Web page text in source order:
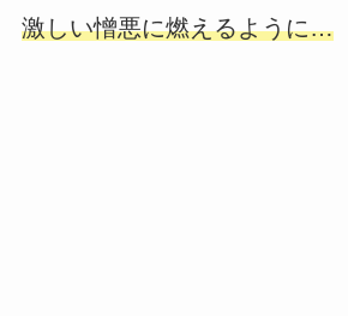
激しい憎悪に燃えるように…